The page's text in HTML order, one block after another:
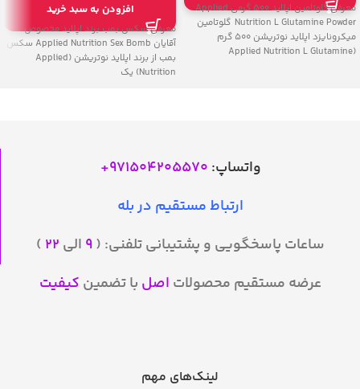
معرفی گلوتامین اپلاید 500 گرمی Applied
Nutrition L Glutamine Powder گلوتامین
میکرونایزد اپلاید نوتریشن 500 گرم
(Applied Nutrition L Glutamine
افزودن به سبد خرید
معرفی سکس بمب برند اپلاید مخصوص
آقایان Applied Nutrition Sex Bomb سکس
بمب از برند اپلاید نوتریشن (Applied
Nutrition) یک
واتساپ: 971504205570
+
ارتباط مستقیم در بله
ساعات پاسخگویی و پشتیبانی تلفنی: ( ۹ الی ۲۲ )
عرضه مستقیم محصولات اصل با تضمین کیفیت
لینک‌های مهم